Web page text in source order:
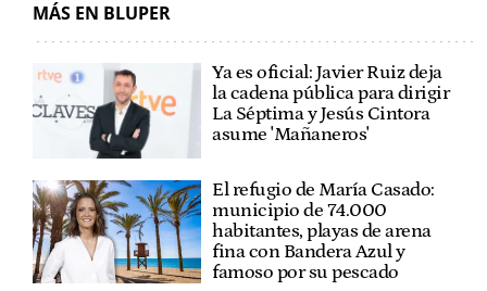
MÁS EN BLUPER
Ya es oficial: Javier Ruiz deja
la cadena pública para dirigir
La Séptima y Jesús Cintora
asume 'Mañaneros'
El refugio de María Casado:
municipio de 74.000
habitantes, playas de arena
fina con Bandera Azul y
famoso por su pescado